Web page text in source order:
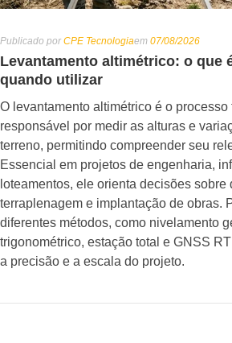
Publicado por CPE Tecnologiaem 07/08/2026
Levantamento altimétrico: o que
quando utilizar
O levantamento altimétrico é o processo
responsável por medir as alturas e
terreno, permitindo compreender seu
Essencial em projetos de engenharia,
loteamentos, ele orienta decisões sobre
terraplenagem e implantação de obras.
diferentes métodos, como nivelamento
trigonométrico, estação total e GNSS
a precisão e a escala do projeto.